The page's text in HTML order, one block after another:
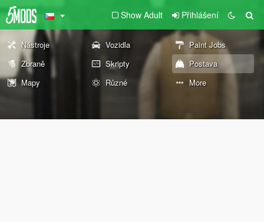
Show Adult Přihlášení
Nástroje Vozidla
Paint Jobs
Zbraně
Skripty
Postava
Mapy
Různé More